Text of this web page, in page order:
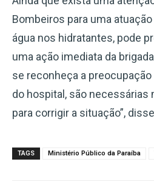
Bombeiros para uma
água nos hidratantes, pode
uma ação imediata da
se reconheça a
do hospital, são necessárias
para corrigir a situação”,
TAGS Ministério Público da Paraíba